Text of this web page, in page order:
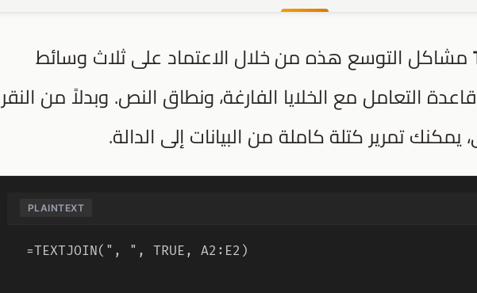
مشاكل التوسع هذه من خلال الاعتماد على ثلاث وسائط
التعامل مع الخلايا الفارغة، ونطاق النص. وبدلاً من النقر
يمكنك تمرير كتلة كاملة من البيانات إلى الدالة.
PLAINTEXT
=TEXTJOIN(", ", TRUE, A2:E2)